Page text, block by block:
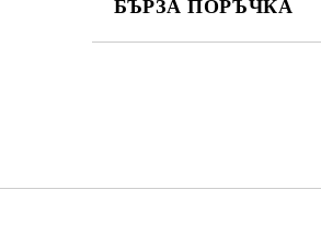
БЪРЗА ПОРЪЧКА